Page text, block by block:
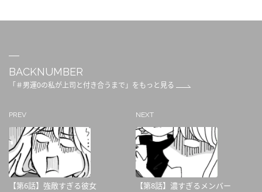
BACKNUMBER
「＃男運0の私が上司と付き合うまで」をもっと見る
PREV
【第6話】強敵すぎる彼女
NEXT
【第8話】濃すぎるメンバー